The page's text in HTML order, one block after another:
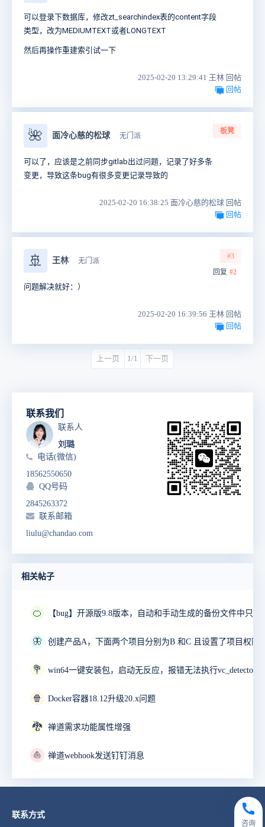
可以登录下数据库，修改zt_searchindex表的content字段
类型，改为MEDIUMTEXT或者LONGTEXT
然后再操作重建索引试一下
2025-02-20 13:29:41 王林 回帖
回帖
🌺 面冷心慈的松球 无门派
板凳
可以了，应该是之前同步gitlab出过问题，记录了好多条
变更，导致这条bug有很多变更记录导致的
2025-02-20 16:38:25 面冷心慈的松球 回帖
回帖
🚢 王林 无门派
#3
回复 #2
问题解决就好：）
2025-02-20 16:39:56 王林 回帖
回帖
上一页 1/1 下一页
联系我们
联系人
刘璐
电话(微信)
18562550650
QQ号码
2845263372
联系邮箱
liulu@chandao.com
相关帖子
🍊
🦋
💐
🍿 Docker容器18.12升级20.x问题
🐉 禅道需求功能属性增强
⛵ 禅道webhook发送钉钉消息
联系方式
咨询